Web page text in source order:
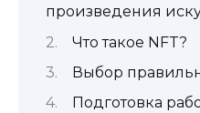
произведения
Что такое NFT?
Выбор
Подготовка